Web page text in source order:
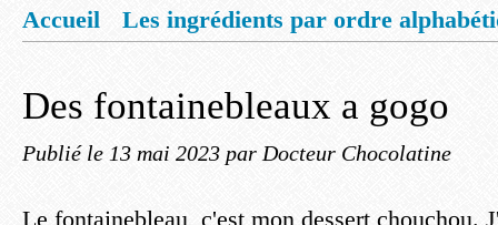
Accueil
Les ingrédients par ordre
Des fontainebleaux a gogo
Publié le 13 mai 2023 par Docteur Chocolatine
Le fontainebleau, c'est mon dessert chouchou.